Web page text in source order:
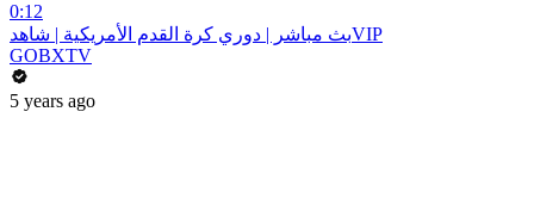
0:12
بث مباشر | دوري كرة القدم الأمريكية | شاهدVIP
GOBXTV
5 years ago